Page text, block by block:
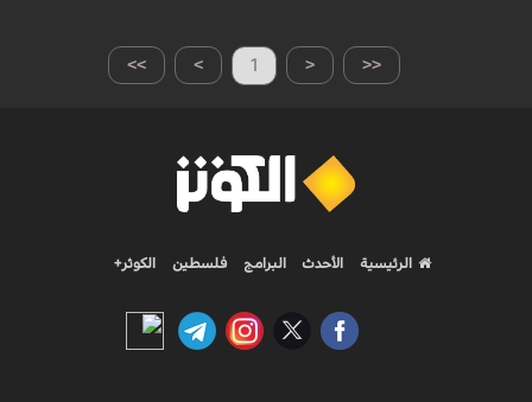
>> > 1 < <<
الرئيسية الأحدث البرامج فلسطين الكوثر+